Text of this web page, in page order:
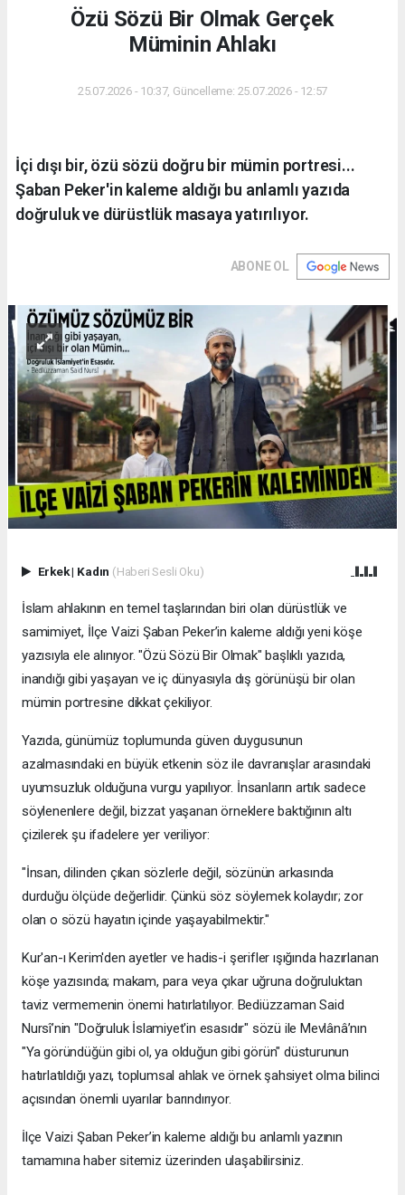
Özü Sözü Bir Olmak Gerçek
Müminin Ahlakı
25.07.2026 - 10:37, Güncelleme: 25.07.2026 - 12:57
İçi dışı bir, özü sözü doğru bir mümin portresi...
Şaban Peker'in kaleme aldığı bu anlamlı yazıda
doğruluk ve dürüstlük masaya yatırılıyor.
ABONE OL
Erkek| Kadın (Haberi Sesli Oku)
İslam ahlakının en temel taşlarından biri olan dürüstlük ve
samimiyet, İlçe Vaizi Şaban Peker’in kaleme aldığı yeni köşe
yazısıyla ele alınıyor. "Özü Sözü Bir Olmak" başlıklı yazıda,
inandığı gibi yaşayan ve iç dünyasıyla dış görünüşü bir olan
mümin portresine dikkat çekiliyor.
​Yazıda, günümüz toplumunda güven duygusunun
azalmasındaki en büyük etkenin söz ile davranışlar arasındaki
uyumsuzluk olduğuna vurgu yapılıyor. İnsanların artık sadece
söylenenlere değil, bizzat yaşanan örneklere baktığının altı
çizilerek şu ifadelere yer veriliyor:
​"İnsan, dilinden çıkan sözlerle değil, sözünün arkasında
durduğu ölçüde değerlidir. Çünkü söz söylemek kolaydır; zor
olan o sözü hayatın içinde yaşayabilmektir."
​Kur'an-ı Kerim'den ayetler ve hadis-i şerifler ışığında hazırlanan
köşe yazısında; makam, para veya çıkar uğruna doğruluktan
taviz vermemenin önemi hatırlatılıyor. Bediüzzaman Said
Nursî’nin "Doğruluk İslamiyet'in esasıdır" sözü ile Mevlânâ’nın
"Ya göründüğün gibi ol, ya olduğun gibi görün" düsturunun
hatırlatıldığı yazı, toplumsal ahlak ve örnek şahsiyet olma bilinci
açısından önemli uyarılar barındırıyor.
​İlçe Vaizi Şaban Peker’in kaleme aldığı bu anlamlı yazının
tamamına haber sitemiz üzerinden ulaşabilirsiniz.